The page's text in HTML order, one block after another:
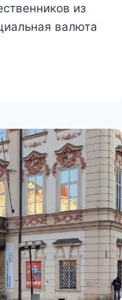
из
валюта